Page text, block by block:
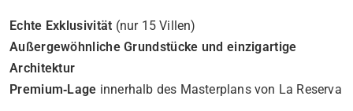
Echte Exklusivität (nur 15 Villen)
Außergewöhnliche Grundstücke und einzigartige
Architektur
Premium‑Lage innerhalb des Masterplans von La Reserva